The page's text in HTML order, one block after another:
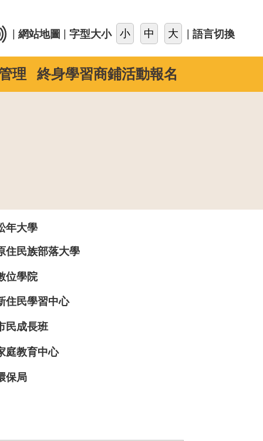
網站地圖 字型大小 語言切換
理 終身學習商鋪活動報名
年大學
住民族部落大學
位學院
住民學習中心
民成長班
庭教育中心
保局